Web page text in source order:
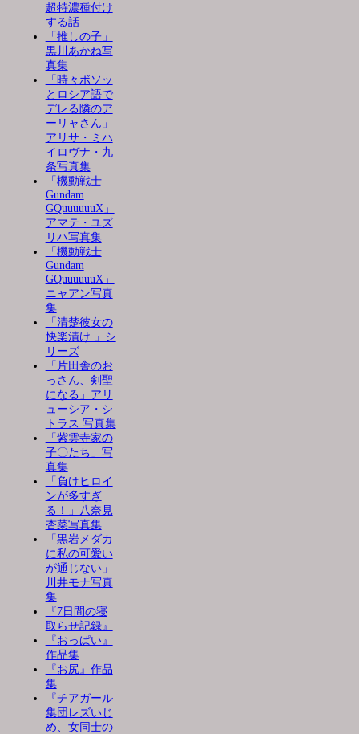
超特濃種付け
する話
「推しの子」
黒川あかね写
真集
「時々ボソッ
とロシア語で
デレる隣のア
ーリャさん」
アリサ・ミハ
イロヴナ・九
条写真集
「機動戦士
Gundam
GQuuuuuuX」
アマテ・ユズ
リハ写真集
「機動戦士
Gundam
GQuuuuuuX」
ニャアン写真
集
「清楚彼女の
快楽漬け 」シ
リーズ
「片田舎のお
っさん、剣聖
になる」アリ
ューシア・シ
トラス 写真集
「紫雲寺家の
子〇たち」写
真集
「負けヒロイ
ンが多すぎ
る！」八奈見
杏菜写真集
「黒岩メダカ
に私の可愛い
が通じない」
川井モナ写真
集
『7日間の寝
取らせ記録』
『おっぱい』
作品集
『お尻』作品
集
『チアガール
集団レズいじ
め、女同士の